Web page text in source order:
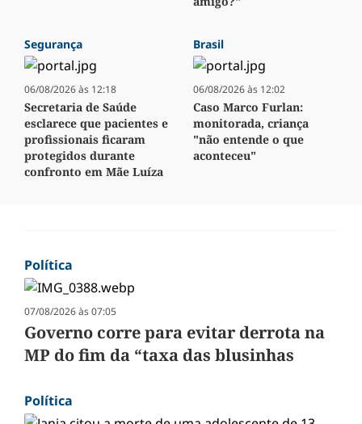
Segurança
06/08/2026 às 12:18
Secretaria de Saúde
esclarece que pacientes e
profissionais ficaram
protegidos durante
confronto em Mãe Luíza
Brasil
06/08/2026 às 12:02
Caso Marco Furlan:
monitorada, criança
"não entende o que
aconteceu"
Política
07/08/2026 às 07:05
Governo corre para evitar derrota na
MP do fim da “taxa das blusinhas
Política